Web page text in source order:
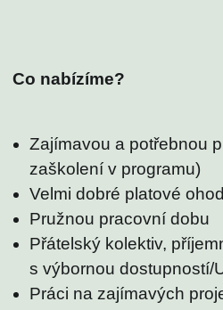
Co nabízíme?
Zajímavou a potřebnou
zaškolení v programu)
Velmi dobré platové
Pružnou pracovní dobu
Přátelský kolektiv,
s výbornou dostupností/
Práci na zajímavých